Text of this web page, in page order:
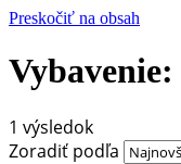
Preskočiť na obsah
Vybavenie:
1 výsledok
Zoradiť podľa